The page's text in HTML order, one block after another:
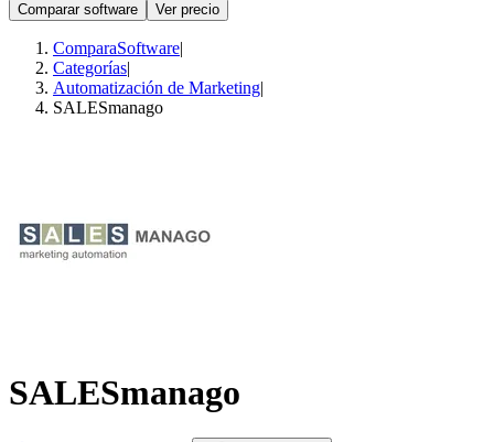
Comparar software
Ver precio
ComparaSoftware|
Categorías|
Automatización de Marketing|
SALESmanago
SALESmanago